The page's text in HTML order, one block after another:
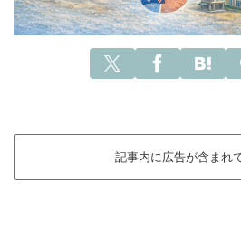
記事内に広告が含まれ